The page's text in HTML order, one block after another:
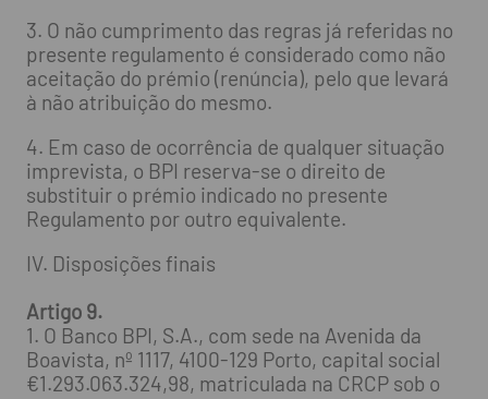
3. O não cumprimento das regras já referidas no
presente regulamento é considerado como não
aceitação do prémio (renúncia), pelo que levará
à não atribuição do mesmo.
4. Em caso de ocorrência de qualquer situação
imprevista, o BPI reserva-se o direito de
substituir o prémio indicado no presente
Regulamento por outro equivalente.
IV. Disposições finais
Artigo 9.
1. O Banco BPI, S.A., com sede na Avenida da
Boavista, nº 1117, 4100-129 Porto, capital social
€1.293.063.324,98, matriculada na CRCP sob o